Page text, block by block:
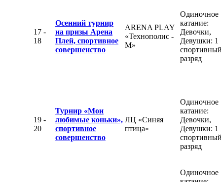
17 -
18
Осенний турнир
на призы Арена
Плей, спортивное
совершенство
ARENA PLAY
«Технополис -
М»
Одиночное
катание:
Девочки,
Девушки: 1
разряд
19 -
20
Турнир «Мои
любимые коньки»,
спортивное
совершенство
ЛЦ «Синяя
птица»
Одиночное
катание:
Девочки,
Девушки: 1
разряд
Одиночное